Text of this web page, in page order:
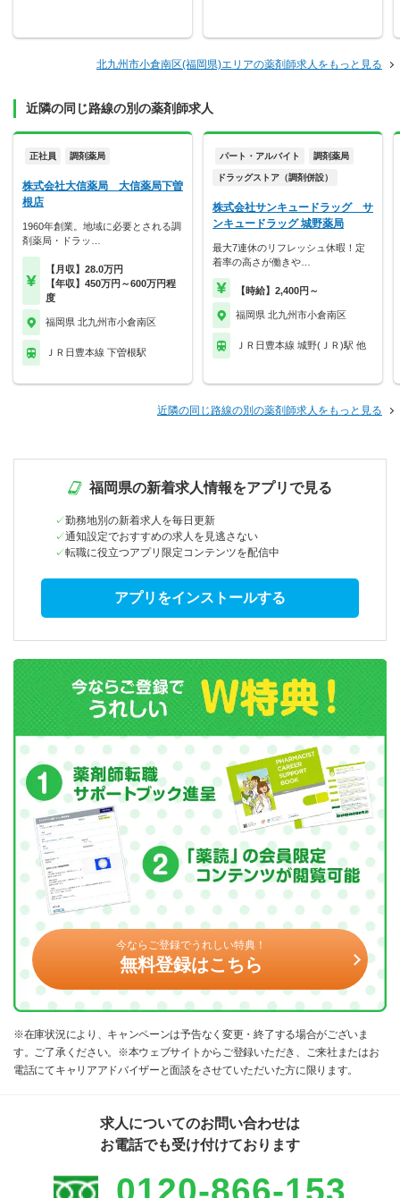
北九州市小倉南区(福岡県)エリアの薬剤師求人をもっと見る
近隣の同じ路線の別の薬剤師求人
正社員 調剤薬局
株式会社大信薬局 大信薬局下曽
根店
1960年創業。地域に必要とされる調
剤薬局・ドラッ…
【月収】28.0万円
【年収】450万円～600万円程
度
福岡県 北九州市小倉南区
ＪＲ日豊本線 下曽根駅
パート・アルバイト 調剤薬局
ドラッグストア（調剤併設）
株式会社サンキュードラッグ サ
ンキュードラッグ 城野薬局
最大7連休のリフレッシュ休暇！定
着率の高さが働きや…
【時給】2,400円～
福岡県 北九州市小倉南区
ＪＲ日豊本線 城野(ＪＲ)駅 他
近隣の同じ路線の別の薬剤師求人をもっと見る
福岡県の新着求人情報をアプリで見る
勤務地別の新着求人を毎日更新
通知設定でおすすめの求人を見逃さない
転職に役立つアプリ限定コンテンツを配信中
アプリをインストールする
今ならご登録でうれしい特典！
無料登録はこちら
※在庫状況により、キャンペーンは予告なく変更・終了する場合がございま
す。ご了承ください。※本ウェブサイトからご登録いただき、ご来社またはお
電話にてキャリアアドバイザーと面談をさせていただいた方に限ります。
求人についてのお問い合わせは
お電話でも受け付けております